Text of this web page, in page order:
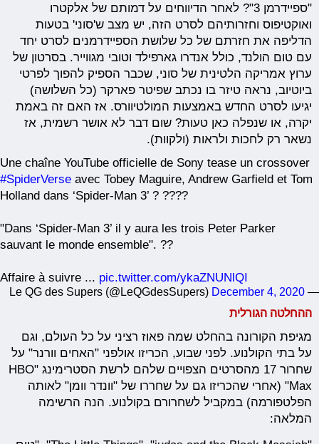
"ספיידרמן 3"? לאחר הדיווחים על דמותם של אלקטרו
ואוקטיפוס וחזרותיהם לסרט הזה, יש מצב ש'סוני' בטעות
הדליפה את חזרתם של כל שלושת הספיידרמנים לסרט יחד
עם טום הולנד, כולל אנדרו גארפילד וטובי מגווייר. בסרטון של
ערוץ אמריקה הלטינית של סוני, שכבר הספיק להפוך לפרטי
ביוטיוב, נראה טיזר בו נכתב שפיטר פארקר (כל השלושה)
יגיעו לסרט החדש באמצעות המולטיוורס. אז האם זה באמת
יקרה, או שנפלה כאן טעות? שום דבר לא אושר רשמית, אז
נשאר רק לחכות ולראות (ולקוות).
Une chaîne YouTube officielle de Sony tease un crossover
#SpiderVerse avec Tobey Maguire, Andrew Garfield et Tom
Holland dans ‘Spider-Man 3’ ? ????
"Dans ‘Spider-Man 3’ il y aura les trois Peter Parker
sauvant le monde ensemble". ??
Affaire à suivre ... pic.twitter.com/ykaZNUNlQI
— Le QG des Supers (@LeQGdesSupers)
December 4, 2020
ההחלטה הגורלית
מגיפת הקורונה בהחלט שמה פאוז רציני על כל העולם, וגם
על בתי הקולנוע. לפני שבוע, הכריזו אולפני "האחים וורנר" על
שחרור 17 מהסרטים הצפויים שלהם לרשת הסטרימינג "HBO
Max" (אחרי שהכריזו גם על שחררו של "וונדר וומן" לאותה
הפלטפורמה) במקביל לשחרורם בקולנוע. הנה הרשימה
המלאה: